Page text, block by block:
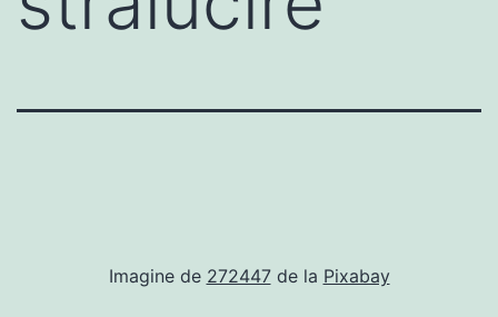
Imagine de 272447de la Pixabay